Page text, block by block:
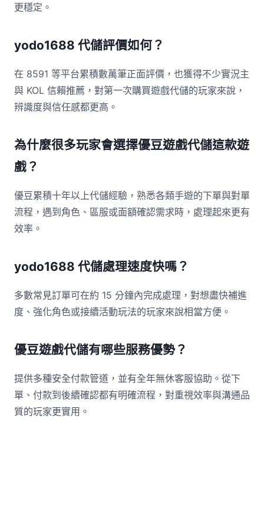
更穩定。
yodo1688 代儲評價如何？
在 8591 等平台累積數萬筆正面評價，也獲得不少實況主
與 KOL 信賴推薦，對第一次購買遊戲代儲的玩家來說，
辨識度與信任感都更高。
為什麼很多玩家會選擇優豆遊戲代儲這款遊
戲？
優豆累積十年以上代儲經驗，熟悉各類手遊的下單與對單
流程，遇到角色、區服或面額確認需求時，處理起來更有
效率。
yodo1688 代儲處理速度快嗎？
多數常見訂單可在約 15 分鐘內完成處理，對想盡快補進
度、強化角色或接續活動玩法的玩家來說相當方便。
優豆遊戲代儲有哪些服務優勢？
提供多種安全付款管道，並有全年無休客服協助。從下
單、付款到後續確認都有明確流程，對重視效率與溝通品
質的玩家更實用。